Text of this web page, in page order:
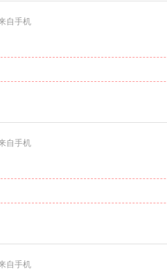
自手机
自手机
自手机